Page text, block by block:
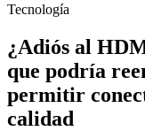
Tecnología
¿Adiós al
que podría
permitir
calidad